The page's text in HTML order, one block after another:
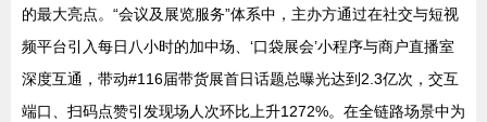
的最大亮点。“会议及展览服务”体系中，主办方通过在社交与短视
频平台引入每日八小时的加中场、‘口袋展会’小程序与商户直播室
深度互通，带动#116届带货展首日话题总曝光达到2.3亿次，交互
端口、扫码点赞引发现场人次环比上升1272%。在全链路场景中为